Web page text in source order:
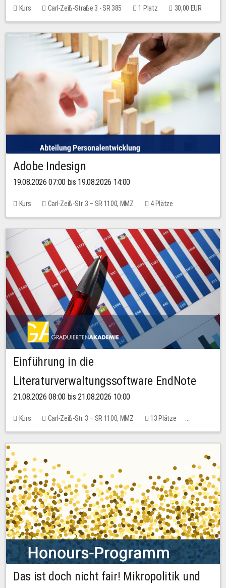
Kurs Carl-Zeiß-Straße 3 - SR 385 1 Platz 30,00 EUR
Adobe Indesign
19.08.2026 07:00 bis 19.08.2026 14:00
Kurs Carl-Zeiß-Str. 3 – SR 1100, MMZ 4 Plätze
Einführung in die
Literaturverwaltungssoftware EndNote
21.08.2026 08:00 bis 21.08.2026 10:00
Kurs Carl-Zeiß-Str. 3 – SR 1100, MMZ
13 Plätze
10,00 EUR
Das ist doch nicht fair! Mikropolitik und